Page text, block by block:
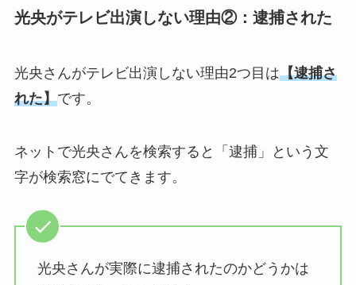
光央がテレビ出演しない理由②：逮捕された
光央さんがテレビ出演しない理由2つ目は【逮捕さ
れた】です。
ネットで光央さんを検索すると「逮捕」という文
字が検索窓にでてきます。
光央さんが実際に逮捕されたのかどうかは